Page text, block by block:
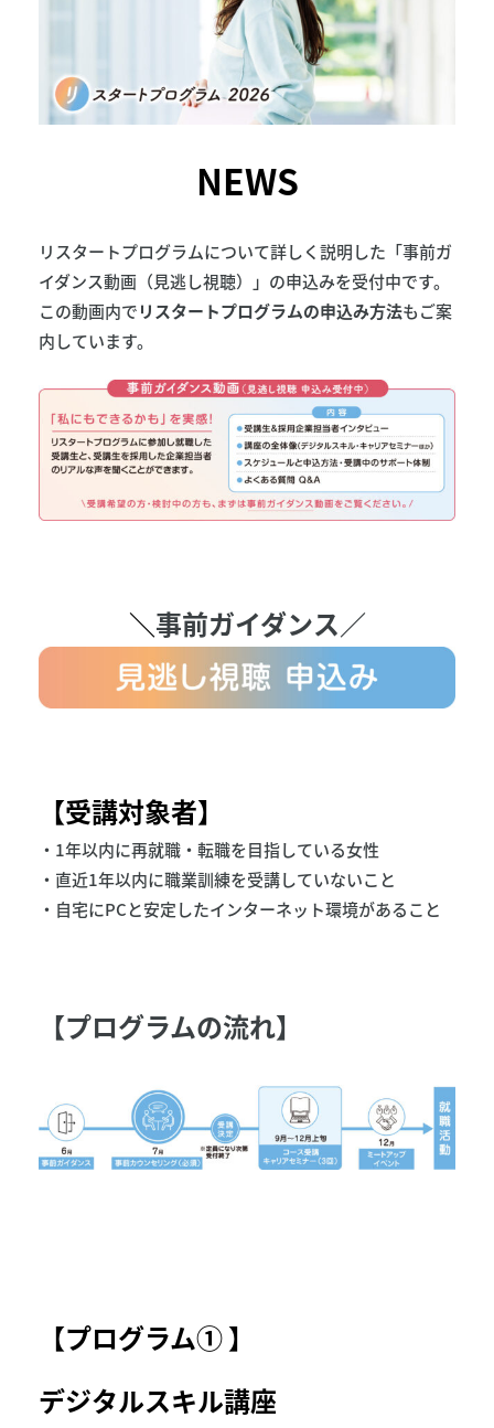
NEWS
リスタートプログラムについて詳しく説明した「事前ガ
イダンス動画（見逃し視聴）」の申込みを受付中です。
この動画内でリスタートプログラムの申込み方法もご案
内しています。
＼事前ガイダンス／
【受講対象者】
・1年以内に再就職・転職を目指している女性
・直近1年以内に職業訓練を受講していないこと
・自宅にPCと安定したインターネット環境があること
【プログラムの流れ】
【プログラム① 】
デジタルスキル講座